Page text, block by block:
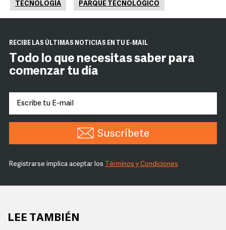
TECNOLOGÍA PARQUE TECNOLÓGICO
RECIBE LAS ÚLTIMAS NOTICIAS EN TU E-MAIL
Todo lo que necesitas saber para
comenzar tu día
Suscríbete
Registrarse implica aceptar los Términos y Condiciones
LEE TAMBIÉN